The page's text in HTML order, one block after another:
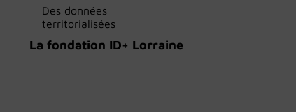
Des données
territorialisées
La fondation ID+ Lorraine